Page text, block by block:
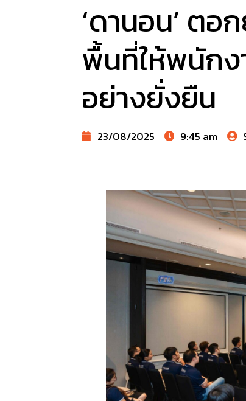
‘ดานอน’ ต
พื้นที่ให้พนักง
อย่างยั่งยืน
23/08/2025 9:45 am